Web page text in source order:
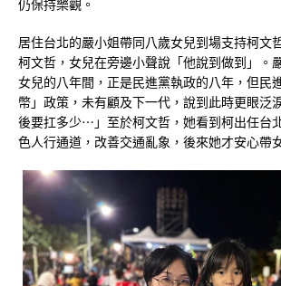
仍保持樂觀。
居住台北的嚴小姐帶同八歲女兒到場支持柯文
柯文哲，女兒在旁邊小聲說「他說到做到」。
女兒的八年間，正是民進黨執政的八年，但民
幣」政策，未有顧及下一代，說到此時更眼泛
後要扛多少⋯」至於柯文哲，她看到柯出任台
色人行通道，改善交通亂象，後來她才安心帶